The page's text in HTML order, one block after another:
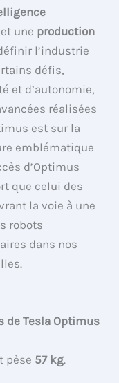
une production
l’industrie
défis,
et d’autonomie,
réalisées
est sur la
emblématique
d’Optimus
que celui des
la voie à une
robots
dans nos
de Tesla Optimus
pèse 57 kg.